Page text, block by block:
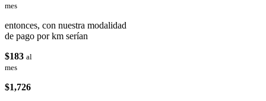
mes
entonces, con nuestra modalidad
de pago por km serían
$183 al
mes
$1,726